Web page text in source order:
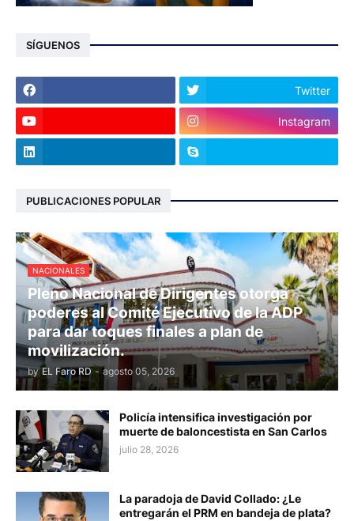
SÍGUENOS
Twitter
Instagram
PUBLICACIONES POPULAR
NACIONALES
Pleno Nacional de Dirigentes otorga
poderes al Comité Ejecutivo de la ADP
para dar toques finales a plan de
movilización.
by EL Faro RD - agosto 05, 2026
Policía intensifica investigación por
muerte de baloncestista en San Carlos
julio 28, 2026
La paradoja de David Collado: ¿Le
entregarán el PRM en bandeja de plata?